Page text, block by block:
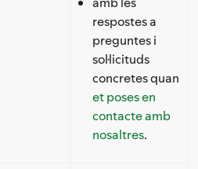
respostes a
preguntes i
sol·licituds
concretes quan
et poses en
contacte amb
nosaltres.